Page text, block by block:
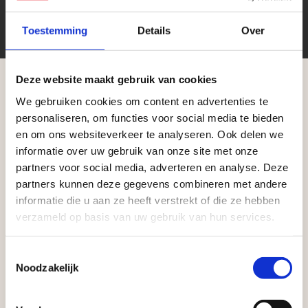
Toestemming Details Over
Deze website maakt gebruik van cookies
We gebruiken cookies om content en advertenties te
personaliseren, om functies voor social media te bieden
en om ons websiteverkeer te analyseren. Ook delen we
informatie over uw gebruik van onze site met onze
partners voor social media, adverteren en analyse. Deze
partners kunnen deze gegevens combineren met andere
informatie die u aan ze heeft verstrekt of die ze hebben
verzameld op basis van uw gebruik van hun services.
Noodzakelijk
Zakelijke klant worden
Vego Tuinmaterialen is de meest geschikte partner
voor zakelijke klanten op zoek naar tuin- en
infraproducten. Als professionele leverancier van
tuinmaterialen bieden wij een breed assortiment
aan producten van topkwaliteit. Lees meer over de
Aangepaste openingstijden tijdens de
vakantieperiode
Waardenburg en Vego Dordrecht hanteren tijdens
de vakantieperiode aangepaste openingstijden op
zaterdag. Bekijk de vestigingspagina voor de
actuele openingstijden.